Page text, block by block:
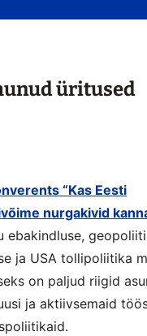
üritused
“Kas Eesti
nurgakivid
ebakindluse,
ja USA tollipoliitika
on paljud riigid
ja aktiivsemaid